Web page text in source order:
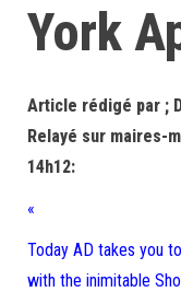
York
Article rédigé par ;
Relayé sur maires-
14h12:
«
Today AD takes you
with the inimitable